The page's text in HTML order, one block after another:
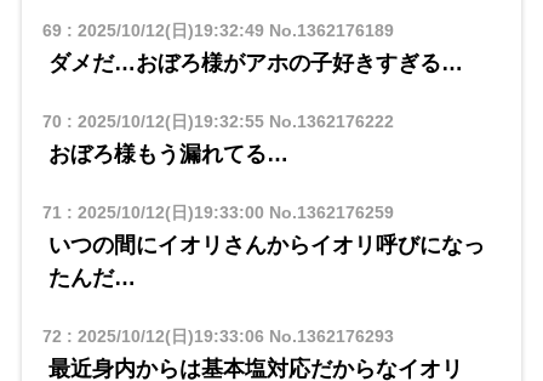
69: 2025/10/12(日)19:32:49No.1362176189
ダメだ…おぼろ様がアホの子好きすぎる…
70 : 2025/10/12(日)19:32:55No.1362176222
おぼろ様もう漏れてる…
71 : 2025/10/12(日)19:33:00 No.1362176259
いつの間にイオリさんからイオリ呼びになっ
たんだ…
72 : 2025/10/12(日)19:33:06 No.1362176293
最近身内からは基本塩対応だからなイオリ